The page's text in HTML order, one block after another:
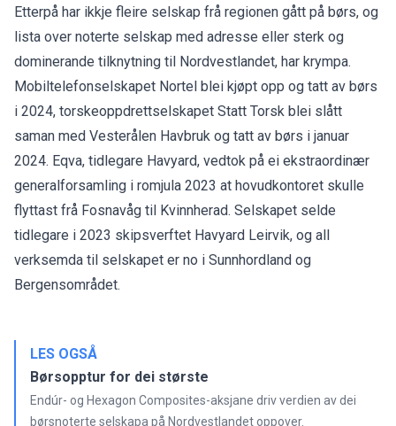
Etterpå har ikkje fleire selskap frå regionen gått på børs, og
lista over noterte selskap med adresse eller sterk og
dominerande tilknytning til Nordvestlandet, har krympa.
Mobiltelefonselskapet Nortel blei kjøpt opp og tatt av børs
i 2024, torskeoppdrettselskapet Statt Torsk blei slått
saman med Vesterålen Havbruk og tatt av børs i januar
2024. Eqva, tidlegare Havyard, vedtok på ei ekstraordinær
generalforsamling i romjula 2023 at hovudkontoret skulle
flyttast frå Fosnavåg til Kvinnherad. Selskapet selde
tidlegare i 2023 skipsverftet Havyard Leirvik, og all
verksemda til selskapet er no i Sunnhordland og
Bergensområdet.
LES OGSÅ
Børsopptur for dei største
Endúr- og Hexagon Composites-aksjane driv verdien av dei
børsnoterte selskapa på Nordvestlandet oppover.